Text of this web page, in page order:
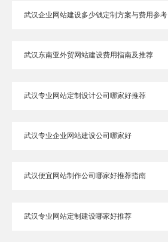
武汉企业网站建设多少钱定制方案与费用参考
武汉东南亚外贸网站建设费用指南及推荐
武汉专业网站定制设计公司哪家好推荐
武汉专业企业网站建设公司哪家好
武汉便宜网站制作公司哪家好推荐指南
武汉专业网站定制建设哪家好推荐